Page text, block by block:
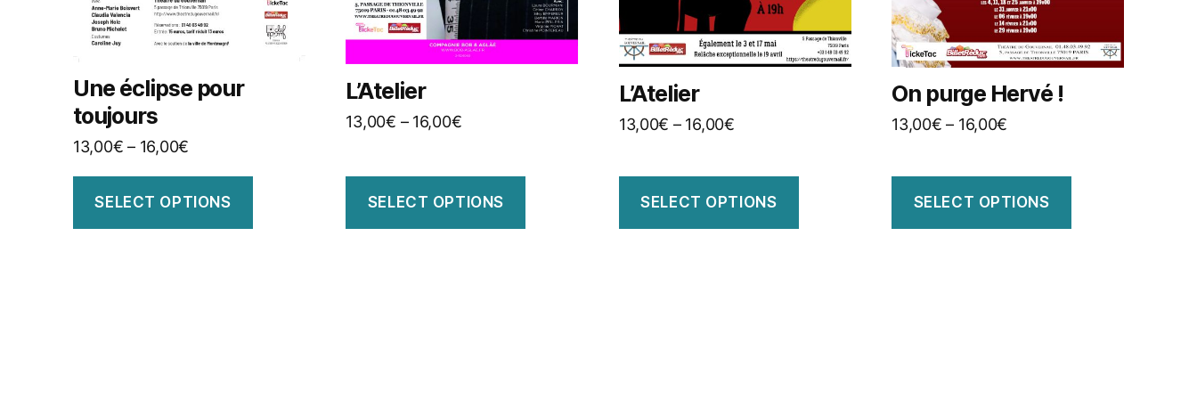
Une éclipse pour
toujours
13,00€ – 16,00€
SELECT OPTIONS
L’Atelier
13,00€ – 16,00€
SELECT OPTIONS
L’Atelier
13,00€ – 16,00€
SELECT OPTIONS
On purge Hervé !
13,00€ – 16,00€
SELECT OPTIONS